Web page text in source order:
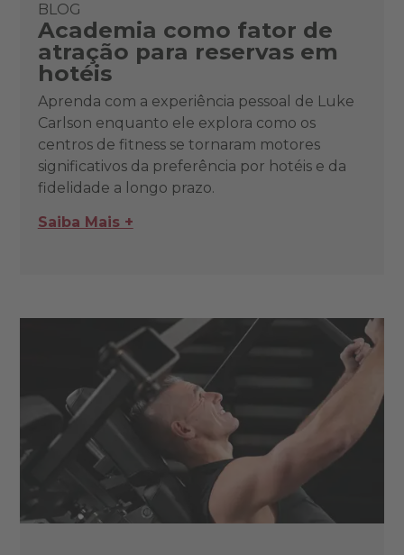
BLOG
Academia como fator de
atração para reservas em
hotéis
Aprenda com a experiência pessoal de Luke
Carlson enquanto ele explora como os
centros de fitness se tornaram motores
significativos da preferência por hotéis e da
fidelidade a longo prazo.
Saiba Mais +